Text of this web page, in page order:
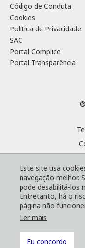
Código de Conduta
Cookies
Política de Privacidade
SAC
Portal Complice
Portal Transparência
Este site usa
navegação melhor.
pode desabilitá-los
Entretanto, há o
página não
Ler mais
Eu concordo